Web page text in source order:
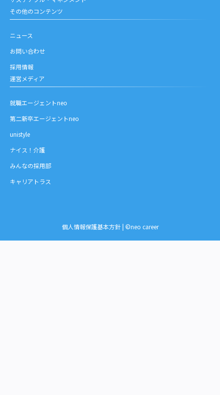
その他のコンテンツ
ニュース
お問い合わせ
採用情報
運営メディア
就職エージェントneo
第二新卒エージェントneo
unistyle
ナイス！介護
みんなの採用部
キャリアトラス
個人情報保護基本方針| ©neo career